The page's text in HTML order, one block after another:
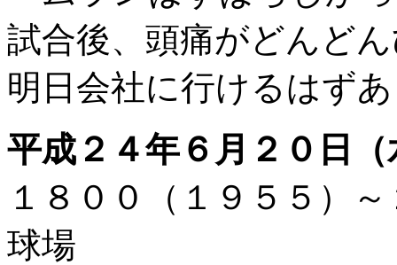
試合後、頭痛がどんど
明日会社に行けるはず
平成２４年６月２０日（
１８００（１９５５
球場